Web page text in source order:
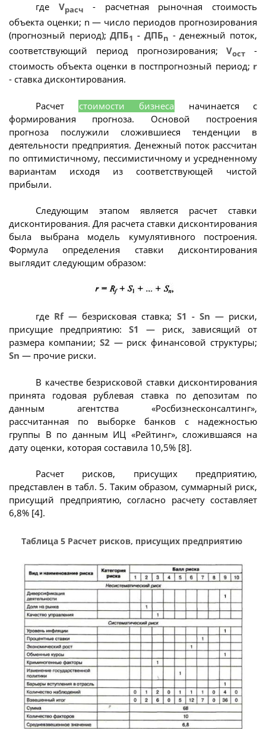
где Vрасч
- расчетная рыночная стоимость
объекта оценки; n — число периодов прогнозирования
(прогнозный период);ДПБ1 - ДПБn - денежный поток,
соответствующий период прогнозирования;Vост
-
стоимость объекта оценки в постпрогнозный период; r
- ставка дисконтирования.
Расчет стоимости бизнеса начинается с
формирования прогноза. Основой построения
прогноза послужили сложившиеся тенденции в
деятельности предприятия. Денежный поток рассчитан
по оптимистичному, пессимистичному и усредненному
вариантам исходя из соответствующей чистой
прибыли.
Следующим этапом является расчет ставки
дисконтирования. Для расчета ставки дисконтирования
была выбрана модель кумулятивного построения.
Формула определения ставки дисконтирования
выглядит следующим образом:
где Rf— безрисковая ставка; S1 - Sn — риски,
присущие предприятию: S1 — риск, зависящий от
размера компании; S2 — риск финансовой структуры;
Sn — прочие риски.
В качестве безрисковой ставки дисконтирования
принята годовая рублевая ставка по депозитам по
данным агентства «Росбизнесконсалтинг»,
рассчитанная по выборке банков с надежностью
группы В по данным ИЦ «Рейтинг», сложившаяся на
дату оценки, которая составила 10,5% [8].
Расчет рисков, присущих предприятию,
представлен в табл. 5. Таким образом, суммарный риск,
присущий предприятию, согласно расчету составляет
6,8% [4].
Таблица 5 Расчет рисков, присущих предприятию